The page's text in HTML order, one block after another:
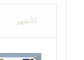
الأشهر